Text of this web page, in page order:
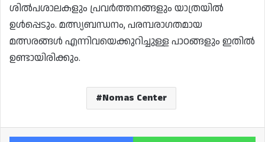
ശിൽപശാലകളും പ്രവർത്തനങ്ങളും യാത്രയിൽ
ഉൾപ്പെടും. മത്സ്യബന്ധനം, പരമ്പരാഗതമായ
മത്സരങ്ങൾ എന്നിവയെക്കുറിച്ചുള്ള പാഠങ്ങളും ഇതിൽ
ഉണ്ടായിരിക്കും.
Nomas Center
Facebook